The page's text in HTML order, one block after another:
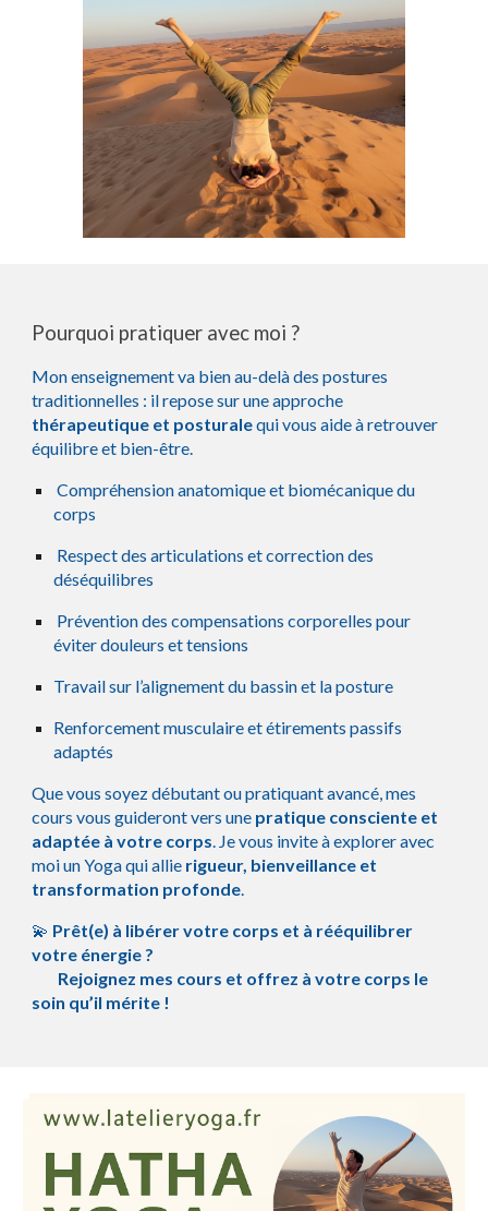
Pourquoi pratiquer avec moi ?
Mon enseignement va bien au-delà des postures
traditionnelles : il repose sur une approche
thérapeutique et posturalequi vous aide à retrouver
équilibre et bien-être.
Compréhension anatomique et biomécanique du
corps
Respect des articulations et correction des
déséquilibres
Prévention des compensations corporelles pour
éviter douleurs et tensions
Travail sur l’alignement du bassin et la posture
Renforcement musculaire et étirements passifs
adaptés
Que vous soyez débutant ou pratiquant avancé, mes
cours vous guideront vers une pratique consciente et
adaptée à votre corps . Je vous invite à explorer avec
moi un Yoga qui allie rigueur, bienveillance et
transformation profonde
💫 Prêt(e) à libérer votre corps et à rééquilibrer
votre énergie ?
Rejoignez mes cours et offrez à votre corps le
soin qu’il mérite !